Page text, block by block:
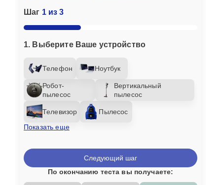
Шаг 1 из 3
1. Выберите Ваше устройство
Телефон Ноутбук
Робот-
пылесос
Вертикальный
пылесос
Телевизор
Пылесос
Показать еще
Следующий шаг
По окончанию теста вы получаете: